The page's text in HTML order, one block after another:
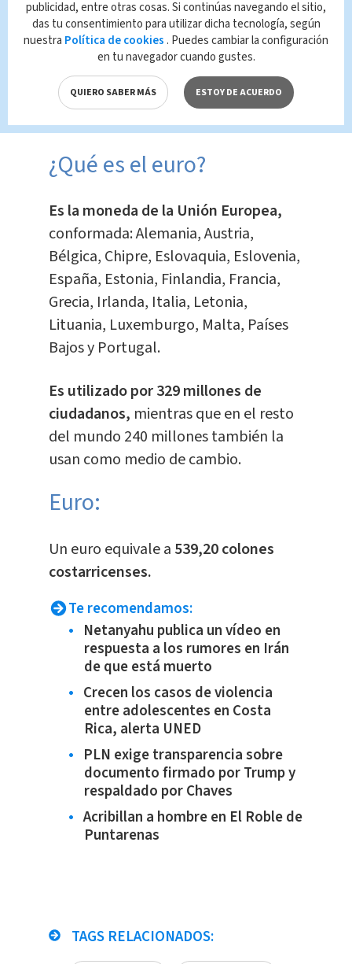
Crecen los casos de
violencia entre
adolescentes en
Costa Rica, alerta
UNED
Nacional Redacción
¿Qué es el euro?
Es la moneda de la Unión Europea,
conformada: Alemania, Austria,
Bélgica, Chipre, Eslovaquia, Eslovenia,
España, Estonia, Finlandia, Francia,
Grecia, Irlanda, Italia, Letonia,
Lituania, Luxemburgo, Malta, Países
Bajos y Portugal.
Es utilizado por 329 millones de
ciudadanos, mientras que en el resto
del mundo 240 millones también la
usan como medio de cambio.
Euro:
​Un euro equivale a 539,20 colones
costarricenses.
Te recomendamos:
Netanyahu publica un vídeo en
respuesta a los rumores en Irán
de que está muerto
Crecen los casos de violencia
entre adolescentes en Costa
Rica, alerta UNED
PLN exige transparencia sobre
documento firmado por Trump y
respaldado por Chaves
Acribillan a hombre en El Roble de
Puntarenas
TAGS RELACIONADOS:
publicidad, entre otras cosas. Si continúas navegando el sitio,
das tu consentimiento para utilizar dicha tecnología, según
nuestra Política de cookies . Puedes cambiar la configuración
en tu navegador cuando gustes.
QUIERO SABER MÁS ESTOY DE ACUERDO